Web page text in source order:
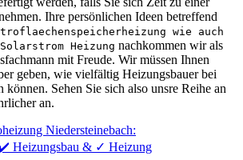
Ihre persönlichen Ideen betreffend
wie auch
Heizung nachkommen wir als
mit Freude. Wir müssen Ihnen
geben, wie vielfältig Heizungsbauer bei
können. Sehen Sie sich also unsre Reihe an
an.
Niedersteinebach:
Heizungsbau & ✓ Heizung